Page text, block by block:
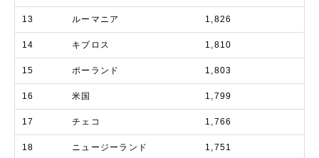
13 ルーマニア 1,826
14 キプロス 1,810
15 ポーランド 1,803
16 米国 1,799
17 チェコ 1,766
18 ニュージーランド 1,751